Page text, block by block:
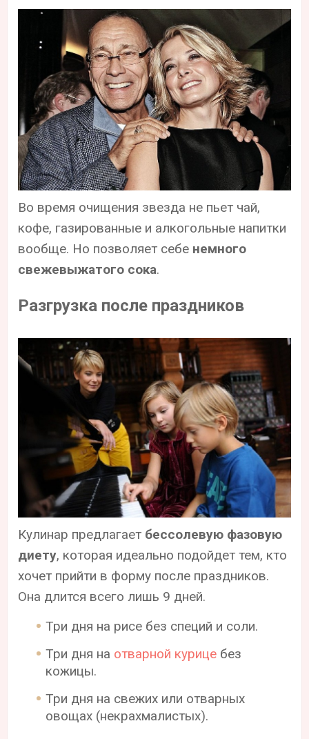
Во время очищения звезда не пьет чай,
кофе, газированные и алкогольные напитки
вообще. Но позволяет себе немного
свежевыжатого сока.
Разгрузка после праздников
Кулинар предлагает бессолевую фазовую
диету, которая идеально подойдет тем, кто
хочет прийти в форму после праздников.
Она длится всего лишь 9 дней.
Три дня на рисе без специй и соли.
Три дня на отварной курице без
кожицы.
Три дня на свежих или отварных
овощах (некрахмалистых).